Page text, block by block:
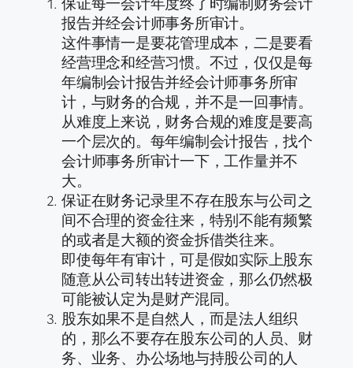
报告并经会计师事务所审计。
这件事情一是要花管理成本，二是要看
经营理念和经营习惯。不过，仅仅是每
年编制会计报告并经会计师事务所审
计，与财务的合规，并不是一回事情。
从难度上来说，财务合规的难度是要高
一个层次的。每年编制会计报告，找个
会计师事务所审计一下，工作量并不
大。
保证在财务记录里不存在股东与公司之
间不合理的资金往来，特别不能有频繁
的或者是大额的资金拆借类往来。
即使每年有审计，可是假如实际上股东
随意从公司转出转进资金，那么仍然极
可能被认定为是财产混同。
股东如果不是自然人，而是法人组织
的，那么不要存在股东公司的人员、财
务、业务、办公场地与持股公司的人